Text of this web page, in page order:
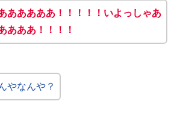
あああああ！！！！！ いよっしゃあ
あああ！！！！
やなんや？